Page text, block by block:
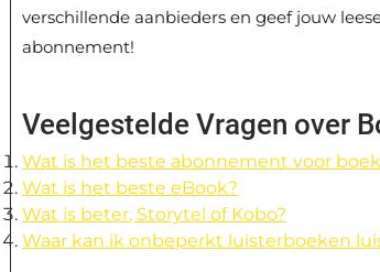
verschillende aanbieders en geef jouw
abonnement!
Veelgestelde Vragen over
Wat is het beste abonnement voor
Wat is het beste eBook?
Wat is beter, Storytel of Kobo?
Waar kan ik onbeperkt luisterboeken